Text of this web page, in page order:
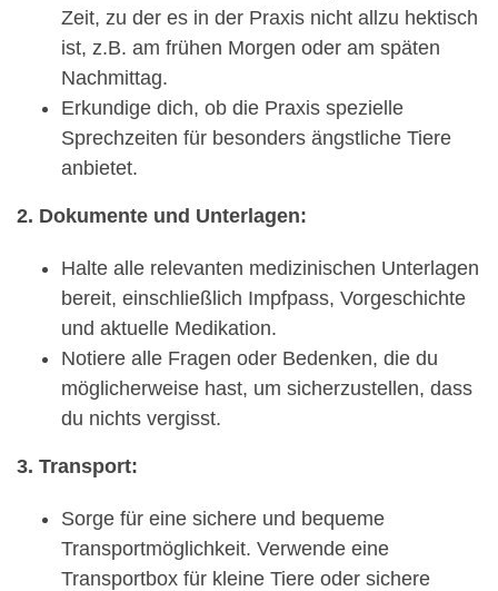
Zeit, zu der es in der Praxis nicht allzu hektisch
ist, z.B. am frühen Morgen oder am späten
Nachmittag.
Erkundige dich, ob die Praxis spezielle
Sprechzeiten für besonders ängstliche Tiere
anbietet.
2. Dokumente und Unterlagen:
Halte alle relevanten medizinischen Unterlagen
bereit, einschließlich Impfpass, Vorgeschichte
und aktuelle Medikation.
Notiere alle Fragen oder Bedenken, die du
möglicherweise hast, um sicherzustellen, dass
du nichts vergisst.
3. Transport:
Sorge für eine sichere und bequeme
Transportmöglichkeit. Verwende eine
Transportbox für kleine Tiere oder sichere